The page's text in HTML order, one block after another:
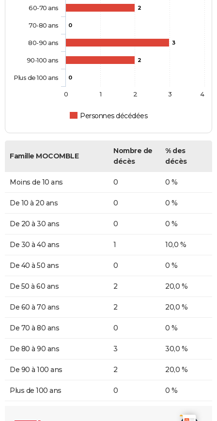
2
0
3
2
0
Personnes décédées
60-70 ans
70-80 ans
80-90 ans
90-100 ans
Plus de 100 ans
0 1 2 3 4
Famille MOCOMBLE
Nombre de
décès
% des
décès
Moins de 10 ans 0 0 %
De 10 à 20 ans 0 0 %
De 20 à 30 ans 0 0 %
De 30 à 40 ans 1 10,0 %
De 40 à 50 ans 0 0 %
De 50 à 60 ans 2 20,0 %
De 60 à 70 ans 2 20,0 %
De 70 à 80 ans 0 0 %
De 80 à 90 ans 3 30,0 %
De 90 à 100 ans 2 20,0 %
Plus de 100 ans 0 0 %